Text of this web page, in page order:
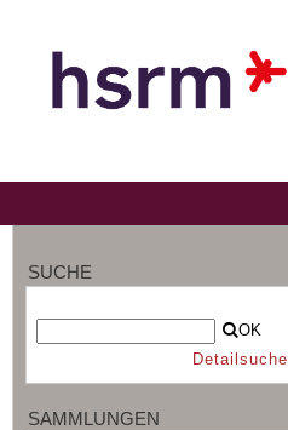
SUCHE
OK
Detailsuche
SAMMLUNGEN